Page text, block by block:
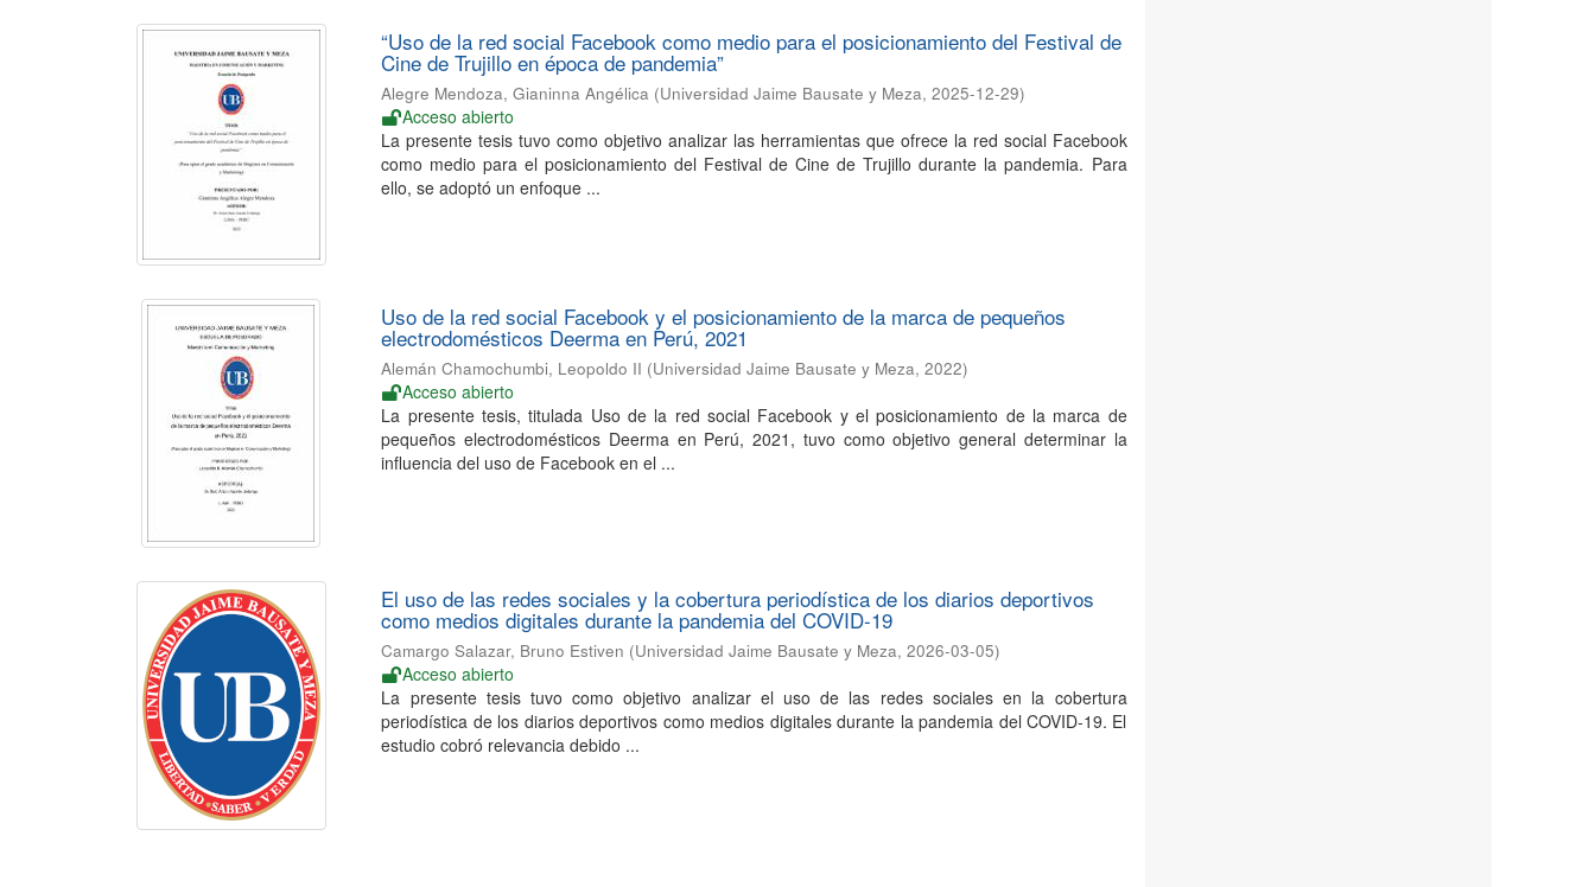
“Uso de la red social Facebook como medio para el posicionamiento del Festival de
Cine de Trujillo en época de pandemia”
Alegre Mendoza, Gianinna Angélica (Universidad Jaime Bausate y Meza,2025-12-29)
Acceso abierto
La presente tesis tuvo como objetivo analizar las herramientas que ofrece la red social Facebook
como medio para el posicionamiento del Festival de Cine de Trujillo durante la pandemia. Para
ello, se adoptó un enfoque ...
Uso de la red social Facebook y el posicionamiento de la marca de pequeños
electrodomésticos Deerma en Perú, 2021
Alemán Chamochumbi, Leopoldo II (Universidad Jaime Bausate y Meza,2022)
Acceso abierto
La presente tesis, titulada Uso de la red social Facebook y el posicionamiento de la marca de
pequeños electrodomésticos Deerma en Perú, 2021, tuvo como objetivo general determinar la
influencia del uso de Facebook en el ...
El uso de las redes sociales y la cobertura periodística de los diarios deportivos
como medios digitales durante la pandemia del COVID-19
Camargo Salazar, Bruno Estiven (Universidad Jaime Bausate y Meza,2026-03-05)
Acceso abierto
La presente tesis tuvo como objetivo analizar el uso de las redes sociales en la cobertura
periodística de los diarios deportivos como medios digitales durante la pandemia del COVID-19. El
estudio cobró relevancia debido ...